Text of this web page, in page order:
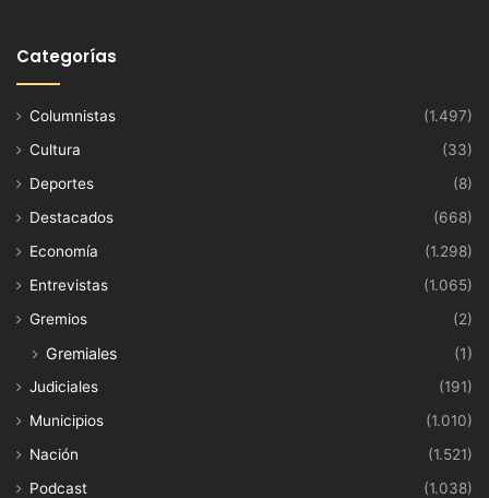
Categorías
Columnistas
(1.497)
Cultura
(33)
Deportes
(8)
Destacados
(668)
Economía
(1.298)
Entrevistas
(1.065)
Gremios
(2)
Gremiales (1)
Judiciales
(191)
Municipios
(1.010)
Nación
(1.521)
Podcast
(1.038)